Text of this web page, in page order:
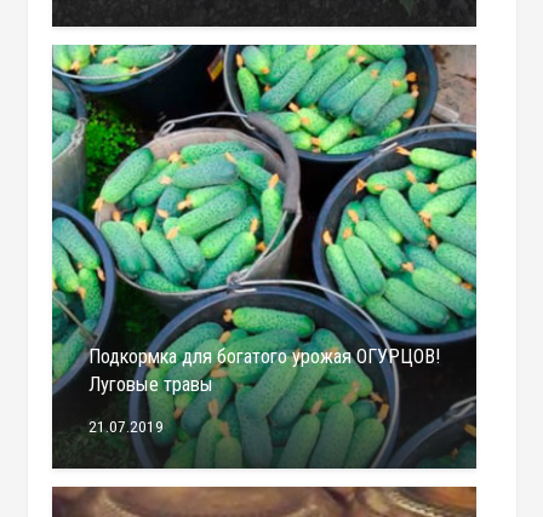
Подкормка для богатого урожая ОГУРЦОВ!
Луговые травы
21.07.2019